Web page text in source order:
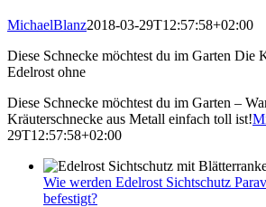
MichaelBlanz2018-03-29T12:57:58+02:00
Diese Schnecke möchtest du im Garten Die
Edelrost ohne
Diese Schnecke möchtest du im Garten –
Kräuterschnecke aus Metall einfach toll ist!
29T12:57:58+02:00
Wie werden Edelrost Sichtschutz
befestigt?